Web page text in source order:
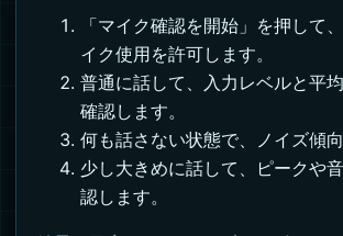
「マイク確認を開始」を押して
イク使用を許可します。
普通に話して、入力レベルと平
確認します。
何も話さない状態で、ノイズ傾向
少し大きめに話して、ピークや
認します。